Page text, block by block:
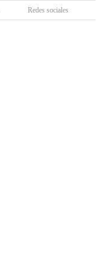
Redes sociales